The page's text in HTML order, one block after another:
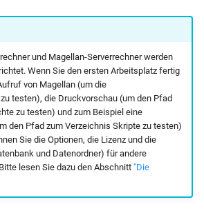
und Magellan-Serverrechner werden
Wenn Sie den ersten Arbeitsplatz fertig
von Magellan (um die
testen), die Druckvorschau (um den Pfad
zu testen) und zum Beispiel eine
den Pfad zum Verzeichnis Skripte zu testen)
Sie die Optionen, die Lizenz und die
und Datenordner) für andere
lesen Sie dazu den Abschnitt "Die